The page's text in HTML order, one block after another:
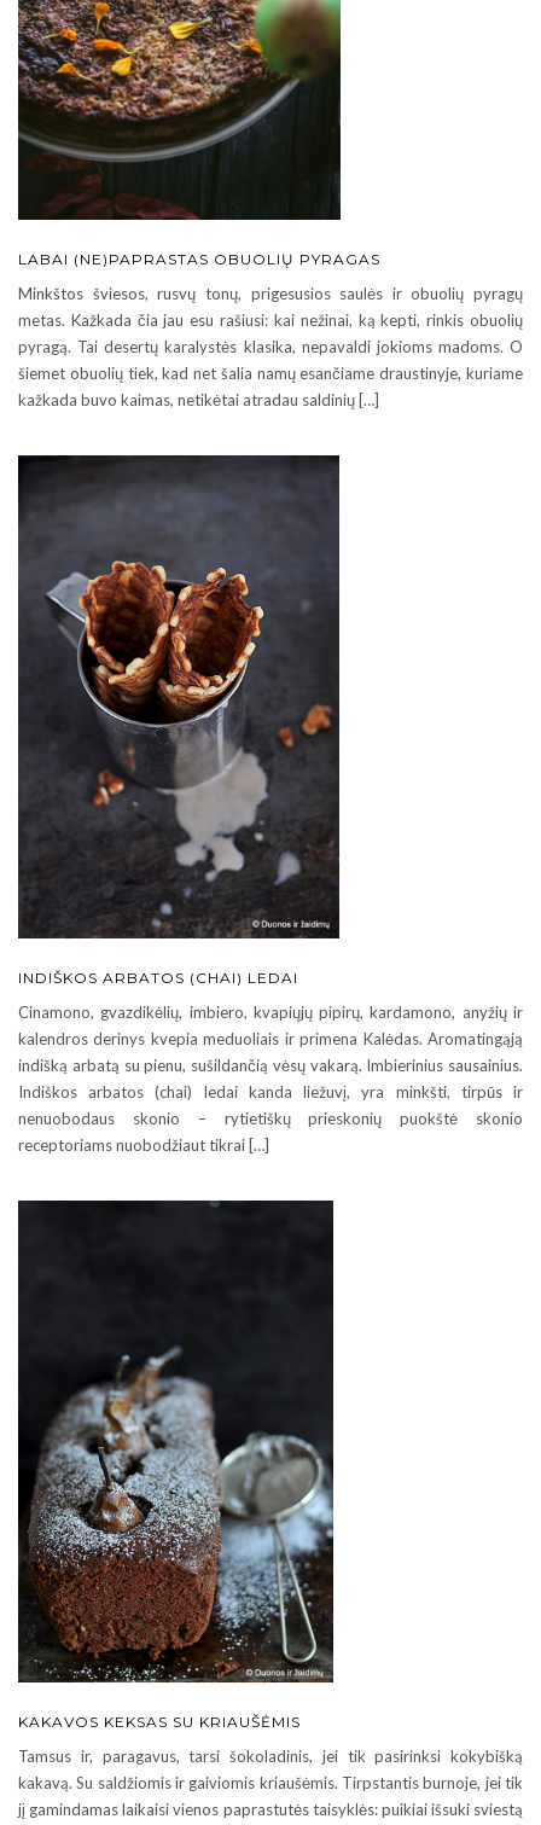
LABAI (NE)PAPRASTAS OBUOLIŲ PYRAGAS
Minkštos šviesos, rusvų tonų, prigesusios saulės ir obuolių pyragų
metas. Kažkada čia jau esu rašiusi: kai nežinai, ką kepti, rinkis obuolių
pyragą. Tai desertų karalystės klasika, nepavaldi jokioms madoms. O
šiemet obuolių tiek, kad net šalia namų esančiame draustinyje, kuriame
kažkada buvo kaimas, netikėtai atradau saldinių […]
INDIŠKOS ARBATOS (CHAI) LEDAI
Cinamono, gvazdikėlių, imbiero, kvapiųjų pipirų, kardamono, anyžių ir
kalendros derinys kvepia meduoliais ir primena Kalėdas. Aromatingąją
indišką arbatą su pienu, sušildančią vėsų vakarą. Imbierinius sausainius.
Indiškos arbatos (chai) ledai kanda liežuvį, yra minkšti, tirpūs ir
nenuobodaus skonio – rytietiškų prieskonių puokštė skonio
receptoriams nuobodžiaut tikrai […]
KAKAVOS KEKSAS SU KRIAUŠĖMIS
Tamsus ir, paragavus, tarsi šokoladinis, jei tik pasirinksi kokybišką
kakavą. Su saldžiomis ir gaiviomis kriaušėmis. Tirpstantis burnoje, jei tik
jį gamindamas laikaisi vienos paprastutės taisyklės: puikiai išsuki sviestą